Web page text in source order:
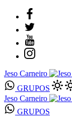
Jeso Carneiro
GRUPOS
Jeso Carneiro
GRUPOS